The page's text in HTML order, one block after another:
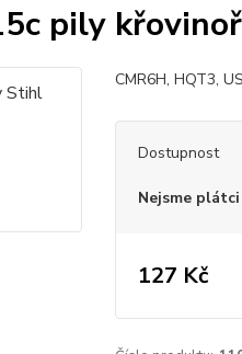
pily
CMR6H, HQT3,
Dostupnost
Nejsme plátci
127 Kč